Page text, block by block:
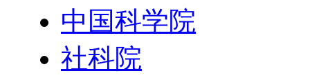
中国科学院
社科院